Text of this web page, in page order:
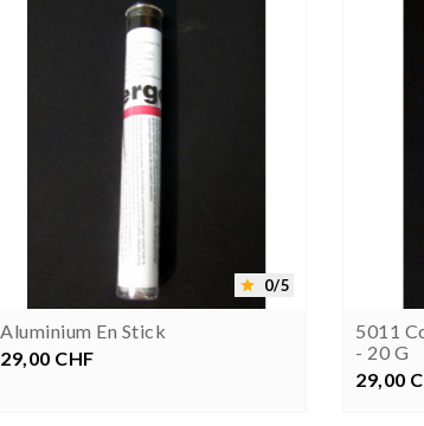
 0/5
Aluminium En Stick
Prix
29,00 CHF

5011
- 20 G
29,00